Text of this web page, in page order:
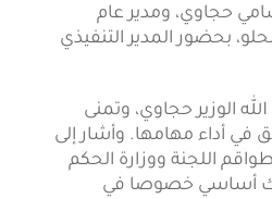
حجاوي، ومدير عام
بحضور المدير التنفيذي
الوزير حجاوي، وتمنى
في أداء مهامها. وأشار إلى
اللجنة ووزارة الحكم
أساسي خصوصا في